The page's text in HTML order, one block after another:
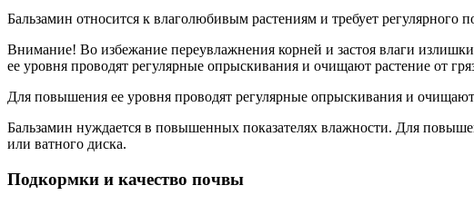
Бальзамин относится к влаголюбивым растениям и требует
Внимание! Во избежание переувлажнения корней и застоя влаги
ее уровня проводят регулярные опрыскивания и очищают растение от
Для повышения ее уровня проводят регулярные опрыскивания и
Бальзамин нуждается в повышенных показателях влажности. Для
или ватного диска.
Подкормки и качество почвы